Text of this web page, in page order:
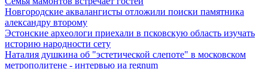
Новгородские аквалангисты отложили поиски памятника
александру второму
Эстонские археологи приехали в псковскую область изучать
историю народности сету
Наталия душкина об "эстетической слепоте" в московском
метрополитене - интервью иа regnum